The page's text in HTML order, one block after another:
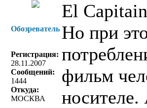
Обозреватель
Регистрация:
28.11.2007
Сообщений:
1444
Откуда:
МОСКВА
El
Но при
фильм